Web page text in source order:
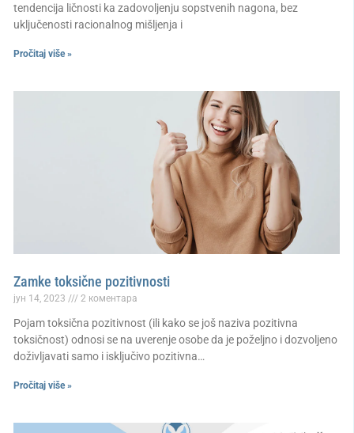
tendencija ličnosti ka zadovoljenju sopstvenih nagona, bez
uključenosti racionalnog mišljenja i
Pročitaj više »
Zamke toksične pozitivnosti
јун 14, 2023 2 коментара
Pojam toksična pozitivnost (ili kako se još naziva pozitivna
toksičnost) odnosi se na uverenje osobe da je poželjno i dozvoljeno
doživljavati samo i isključivo pozitivna…
Pročitaj više »